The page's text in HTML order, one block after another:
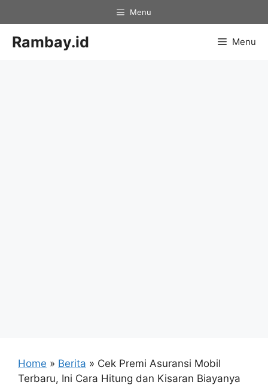
to
content
Menu
Rambay.id Menu
Home » Berita » Cek Premi Asuransi Mobil
Terbaru, Ini Cara Hitung dan Kisaran Biayanya